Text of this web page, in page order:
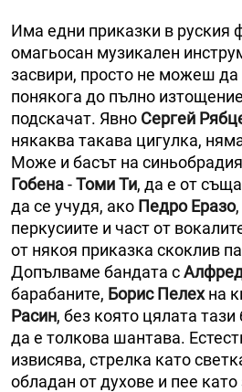
Има едни приказки в руския
омагьосан музикален
засвири, просто не можеш
понякога до пълно
подскачат. Явно Сергей
някаква такава цигулка,
Може и басът на
Гобена-Томи Ти, да е от
да се учудя, ако Педро Еразо
перкусиите и част от
от някоя приказка скоклив
Допълваме бандата с
барабаните, Борис Пелехна
Расин, без която цялата
да е толкова шантава.
извисява, стрелка като
обладан от духове и пее